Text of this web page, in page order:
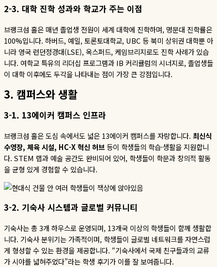
2-3. 대학 진학 성과와 학교가 주는 이점
브랭크섬 홀은 매년 졸업생 전원이 세계 대학에 진학하며, 명문대 진학률은
100%입니다. 하버드, 예일, 토론토대학교, UBC 등 북미 상위권 대학뿐 아
니라 영국 런던정경대(LSE), 옥스퍼드, 케임브리지로도 진학 사례가 있습
니다. 여학교 특유의 리더십 프로그램과 IB 커리큘럼의 시너지로, 졸업생들
이 대학 이후에도 두각을 나타내는 점이 가장 큰 강점입니다.
3. 캠퍼스와생활
3-1. 13에이커 캠퍼스 인프라
브랭크섬 홀은 도심 속에서도 넓은 13에이커 캠퍼스를 자랑합니다. 최신식
수영장, 체육시설, HC-X혁신 허브 등이 학생들의 학습·생활을 지원합니
다. STEM 랩과 예술 공간도 완비되어 있어, 학생들이 학문과 창의적 활동
을 균형 있게 경험할 수 있습니다.
3-2. 기숙사 시스템과 글로벌 커뮤니티
기숙사는 총3개 하우스로 운영되며, 13개국 이상의 학생들이 함께 생활합
니다. 기숙사 분위기는 가족적이며, 학생들이 글로벌 네트워크를 자연스럽
게 형성할 수 있는 환경을 제공합니다. “기숙사에서 국제 친구들과의 교류
가 시야를 넓혀주었다”라는 학생 후기가 이를 잘 보여줍니다.